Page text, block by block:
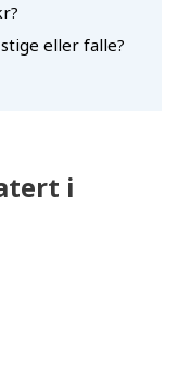
eller falle?
i